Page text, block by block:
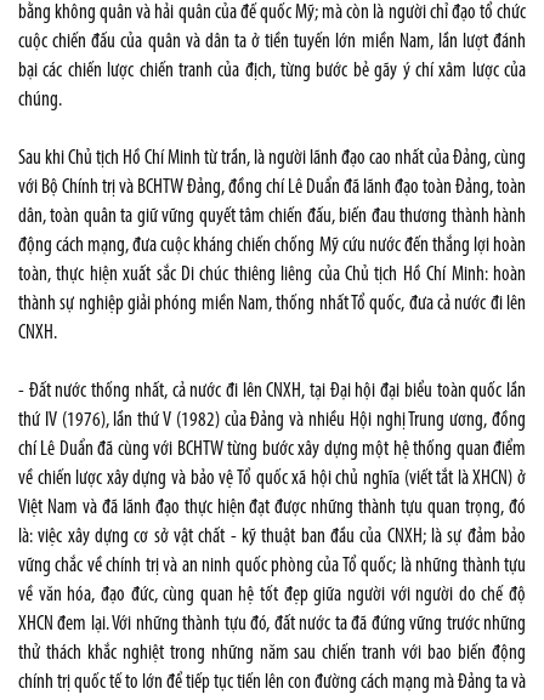
bằng không quân và hải quân của đế quốc Mỹ; mà còn là người chỉ đạo tổ chức
cuộc chiến đấu của quân và dân ta ở tiền tuyến lớn miền Nam, lần lượt đánh
bại các chiến lược chiến tranh của địch, từng bước bẻ gãy ý chí xâm lược của
chúng.
Sau khi Chủ tịch Hồ Chí Minh từ trần, là người lãnh đạo cao nhất của Đảng, cùng
với Bộ Chính trị và BCHTW Đảng, đồng chí Lê Duẩn đã lãnh đạo toàn Đảng, toàn
dân, toàn quân ta giữ vững quyết tâm chiến đấu, biến đau thương thành hành
động cách mạng, đưa cuộc kháng chiến chống Mỹ cứu nước đến thắng lợi hoàn
toàn, thực hiện xuất sắc Di chúc thiêng liêng của Chủ tịch Hồ Chí Minh: hoàn
thành sự nghiệp giải phóng miền Nam, thống nhất Tổ quốc, đưa cả nước đi lên
CNXH.
- Đất nước thống nhất, cả nước đi lên CNXH, tại Đại hội đại biểu toàn quốc lần
thứ IV (1976), lần thứ V (1982) của Đảng và nhiều Hội nghị Trung ương, đồng
chí Lê Duẩn đã cùng với BCHTW từng bước xây dựng một hệ thống quan điểm
về chiến lược xây dựng và bảo vệ Tổ quốc xã hội chủ nghĩa (viết tắt là XHCN) ở
Việt Nam và đã lãnh đạo thực hiện đạt được những thành tựu quan trọng, đó
là: việc xây dựng cơ sở vật chất - kỹ thuật ban đầu của CNXH; là sự đảm bảo
vững chắc về chính trị và an ninh quốc phòng của Tổ quốc; là những thành tựu
về văn hóa, đạo đức, cùng quan hệ tốt đẹp giữa người với người do chế độ
XHCN đem lại. Với những thành tựu đó, đất nước ta đã đứng vững trước những
thử thách khắc nghiệt trong những năm sau chiến tranh với bao biến động
chính trị quốc tế to lớn để tiếp tục tiến lên con đường cách mạng mà Đảng ta và